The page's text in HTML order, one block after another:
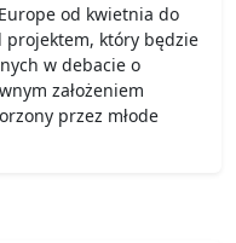
od kwietnia do
który będzie
w debacie o
założeniem
przez młode